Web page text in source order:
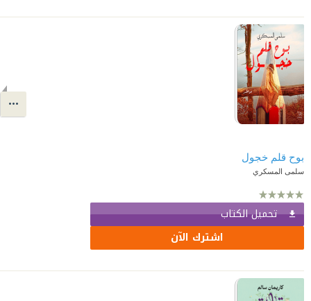
بوح قلم خجول
سلمى المسكري
تحميل الكتاب
اشترك الآن